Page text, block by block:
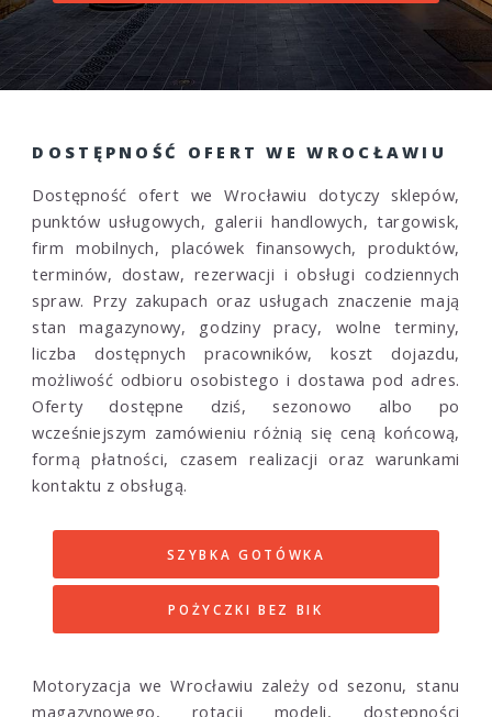
DOSTĘPNOŚĆ OFERT WE WROCŁAWIU
Dostępność ofert we Wrocławiu dotyczy sklepów,
punktów usługowych, galerii handlowych, targowisk,
firm mobilnych, placówek finansowych, produktów,
terminów, dostaw, rezerwacji i obsługi codziennych
spraw. Przy zakupach oraz usługach znaczenie mają
stan magazynowy, godziny pracy, wolne terminy,
liczba dostępnych pracowników, koszt dojazdu,
możliwość odbioru osobistego i dostawa pod adres.
Oferty dostępne dziś, sezonowo albo po
wcześniejszym zamówieniu różnią się ceną końcową,
formą płatności, czasem realizacji oraz warunkami
kontaktu z obsługą.
SZYBKA GOTÓWKA
POŻYCZKI BEZ BIK
Motoryzacja we Wrocławiu zależy od sezonu, stanu
magazynowego, rotacji modeli, dostępności